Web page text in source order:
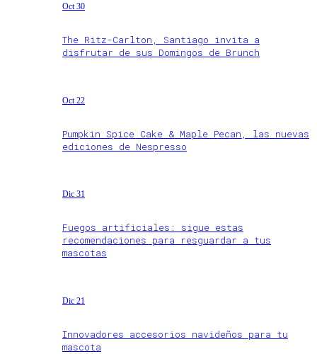
Oct 30
The Ritz-Carlton, Santiago invita a
disfrutar de sus Domingos de Brunch
Oct 22
Pumpkin Spice Cake & Maple Pecan, las nuevas
ediciones de Nespresso
Dic 31
Fuegos artificiales: sigue estas
recomendaciones para resguardar a tus
mascotas
Dic 21
Innovadores accesorios navideños para tu
mascota